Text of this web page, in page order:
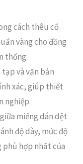
cách thêu cổ
vàng cho đồng
thống.
và văn bản
xác, giúp thiết
nghiệp.
miếng dán dệt
độ dày, mức độ
phù hợp nhất của